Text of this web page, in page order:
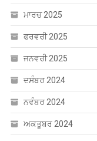
ਫਰਵਰੀ 2025
ਜਨਵਰੀ 2025
ਦਸੰਬਰ 2024
ਨਵੰਬਰ 2024
ਅਕਤੂਬਰ 2024
ਸਤੰਬਰ 2024